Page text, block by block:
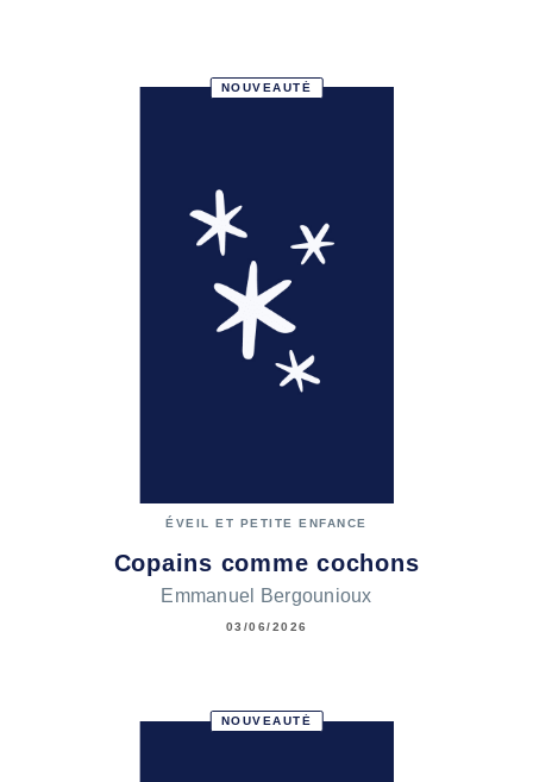
NOUVEAUTÉ
ÉVEIL ET PETITE ENFANCE
Copains comme cochons
Emmanuel Bergounioux
03/06/2026
NOUVEAUTÉ